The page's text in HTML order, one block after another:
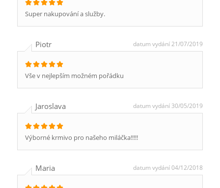
Super nakupování a služby.
Piotr datum vydání 21/07/2019
Vše v nejlepším možném pořádku
Jaroslava datum vydání 30/05/2019
Výborné krmivo pro našeho miláčka!!!!!
Maria datum vydání 04/12/2018